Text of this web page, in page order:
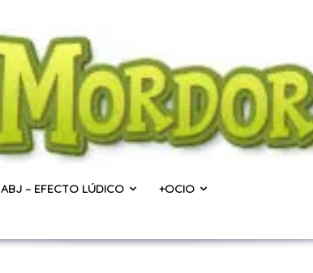
ABJ – EFECTO LÚDICO +OCIO